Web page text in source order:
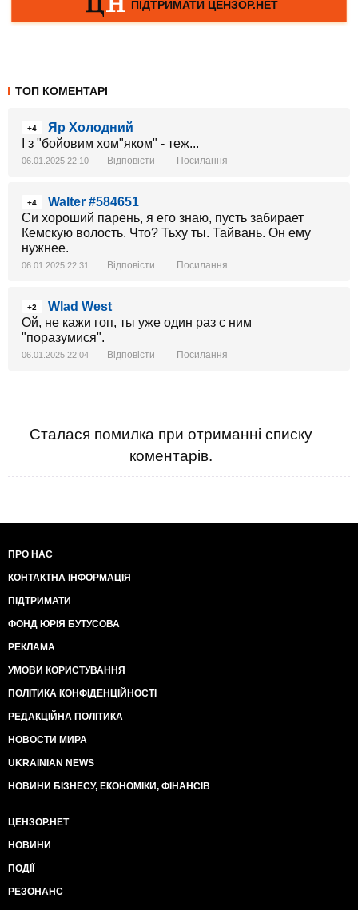
ТОП КОМЕНТАРІ
+4
Яр Холодний
І з "бойовим хом"яком" - теж...
06.01.2025 22:10 Відповісти Посилання
+4
Walter #584651
Си хороший парень, я его знаю, пусть забирает
Кемскую волость. Что? Тьху ты. Тайвань. Он ему
нужнее.
06.01.2025 22:31 Відповісти Посилання
+2
Wlad West
Ой, не кажи гоп, ты уже один раз с ним
"поразумися".
06.01.2025 22:04 Відповісти Посилання
Сталася помилка при отриманні списку
коментарів.
ПРО НАС
КОНТАКТНА ІНФОРМАЦІЯ
ПІДТРИМАТИ
ФОНД ЮРІЯ БУТУСОВА
РЕКЛАМА
УМОВИ КОРИСТУВАННЯ
ПОЛІТИКА КОНФІДЕНЦІЙНОСТІ
РЕДАКЦІЙНА ПОЛІТИКА
НОВОСТИ МИРА
UKRAINIAN NEWS
НОВИНИ БІЗНЕСУ, ЕКОНОМІКИ, ФІНАНСІВ
ЦЕНЗОР.НЕТ
НОВИНИ
ПОДІЇ
РЕЗОНАНС